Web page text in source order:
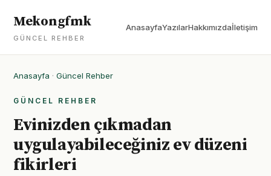
Mekongfmk
GÜNCEL REHBER
AnasayfaYazılarHakkımızdaİletişim
Anasayfa · Güncel Rehber
GÜNCEL REHBER
Evinizden çıkmadan
uygulayabileceğiniz ev düzeni
fikirleri